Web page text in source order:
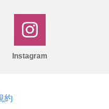
Instagram
約